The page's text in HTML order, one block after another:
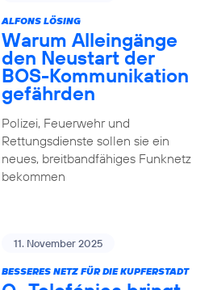
ALFONS LÖSING
Warum Alleingänge
den Neustart der
BOS-Kommunikation
gefährden
Polizei, Feuerwehr und
Rettungsdienste sollen sie ein
neues, breitbandfähiges Funknetz
bekommen
11. November 2025
BESSERES NETZ FÜR DIE KUPFERSTADT